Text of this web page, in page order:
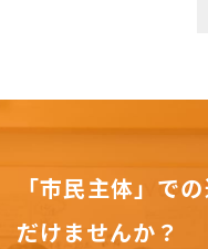
「市民主体」で
だけませんか？